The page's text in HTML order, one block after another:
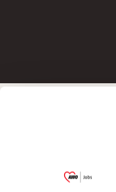
Garitz
(Ein
Bezirksverbandes